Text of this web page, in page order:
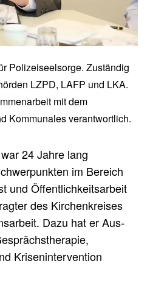
Polizeiseelsorge. Zuständig
LZPD, LAFP und LKA.
mit dem
Kommunales verantwortlich.
24 Jahre lang
im Bereich
und Öffentlichkeitsarbeit
des Kirchenkreises
Dazu hat er Aus-
Krisenintervention